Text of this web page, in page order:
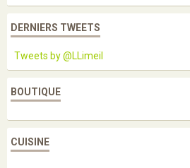
DERNIERS TWEETS
Tweets by @LLimeil
BOUTIQUE
CUISINE